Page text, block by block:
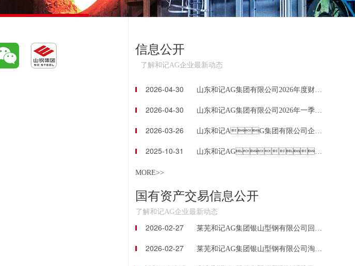
信息公开
了解和记AG企业最新动态
2026-04-30 山东和记AG集团有限公司2026年度财务预算信息公告
2026-04-30 山东和记AG集团有限公司2026年一季度财务信息公告
2026-03-26 山东和记AG集团有限公司企业负责人2024年度薪酬信息披露
2025-10-31 山东和记AG集团有限公司2025年三季度财务等重大信息公告
MORE>>
国有资产交易信息公开
了解和记AG企业最新动态
2026-02-27 莱芜和记AG集团银山型钢有限公司回转窑助燃风机等资产包
2026-02-27 莱芜和记AG集团银山型钢有限公司淘汰除尘器等资产包